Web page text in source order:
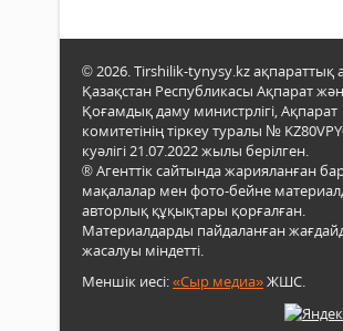
© 2026. Tirshilik-tynysy.kz ақпараттық
Қазақстан Республикасы Ақпарат
Қоғамдық даму министрлігі, Ақпарат
комитетінің тіркеу туралы №
куәлігі 21.07.2022 жылы берілген.
® Агенттік сайтында жарияланған
мақалалар мен фото-бейне
авторлық құқықтары қорғалған.
Материалдарды пайдаланған
жасалуы міндетті.
Меншік иесі:«Сыр медиа»ЖШС.